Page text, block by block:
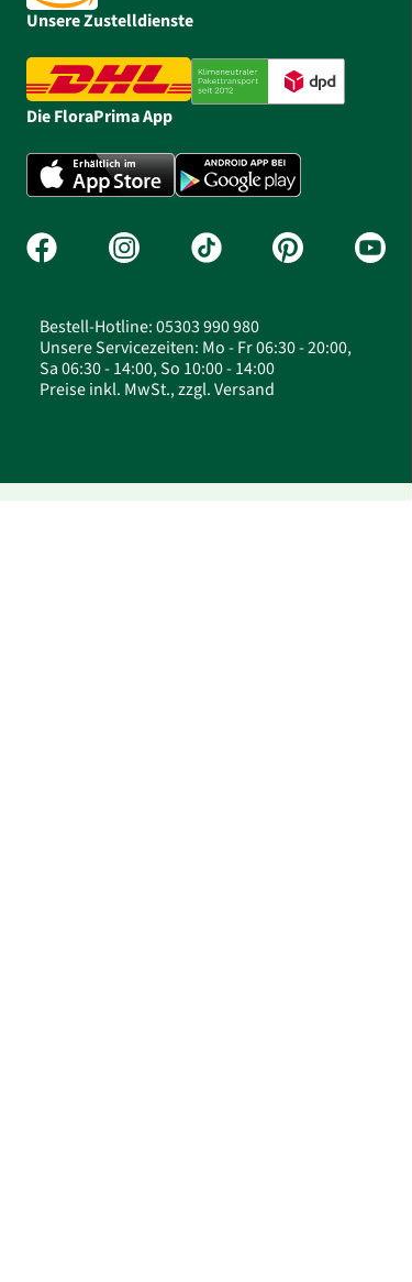
Unsere Zustelldienste
Die FloraPrima App
Bestell-Hotline: 05303 990 980
Unsere Servicezeiten: Mo - Fr 06:30 - 20:00,
Sa 06:30 - 14:00, So 10:00 - 14:00
Preise inkl. MwSt., zzgl. Versand